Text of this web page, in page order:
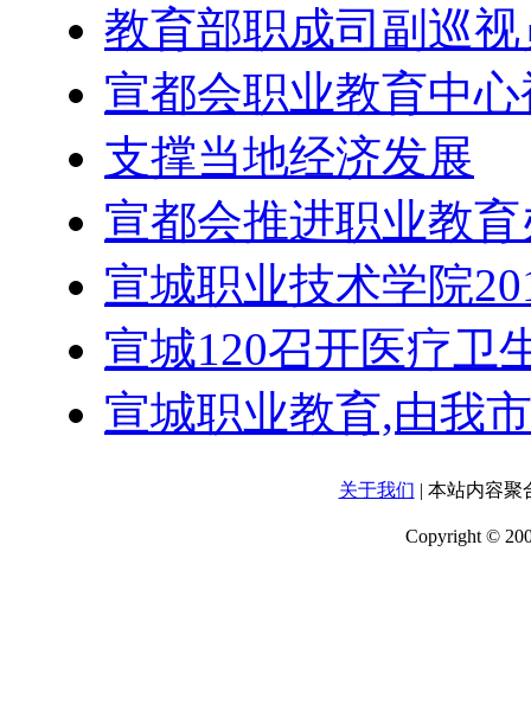
教育部职成司副巡
宣都会职业教育中
支撑当地经济发展
宣都会推进职业教
宣城职业技术学院
宣城120召开医疗卫
宣城职业教育,由我
关于我们 | 本站内容
Copyright ©